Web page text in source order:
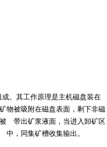
。其工作原理是主机磁盘装在
物被吸附在磁盘表面，剩下非磁
带出矿浆液面，当进入卸矿区
，同集矿槽收集输出。